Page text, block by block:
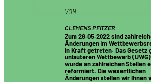
VON
CLEMENS PFITZER
Zum 28.05.2022 sind
Änderungen im
in Kraft getreten. Das Gesetz
unlauteren Wettbewerb (UWG)
wurde an zahlreichen Stellen
reformiert. Die wesentlichen
Änderungen stellen wir Ihnen